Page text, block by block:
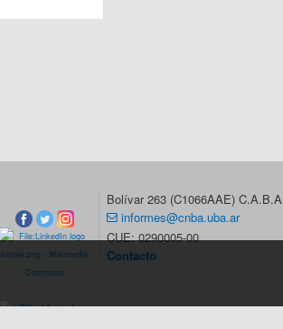
Bolívar 263 (C1066AAE)
informes@cnba.uba.ar
CUE: 0290005-00
Contacto